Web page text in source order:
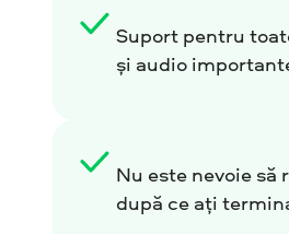
Suport pentru
și audio
Nu este nevoie să
după ce ați